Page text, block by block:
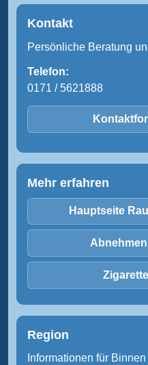
Kontakt
Persönliche Beratung
Telefon:
0171 / 5621888
Mehr erfahren
Hauptseite
Region
Informationen für